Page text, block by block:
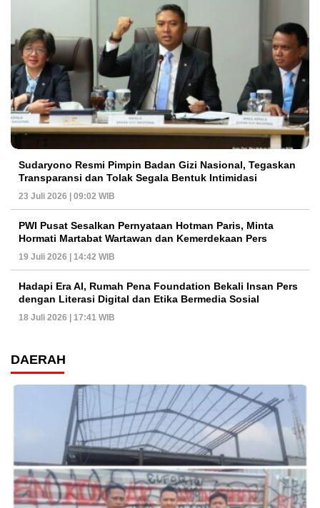
Sudaryono Resmi Pimpin Badan Gizi Nasional, Tegaskan
Transparansi dan Tolak Segala Bentuk Intimidasi
23 Juli 2026 | 09:02 WIB
PWI Pusat Sesalkan Pernyataan Hotman Paris, Minta
Hormati Martabat Wartawan dan Kemerdekaan Pers
19 Juli 2026 | 14:42 WIB
Hadapi Era AI, Rumah Pena Foundation Bekali Insan Pers
dengan Literasi Digital dan Etika Bermedia Sosial
18 Juli 2026 | 17:41 WIB
DAERAH